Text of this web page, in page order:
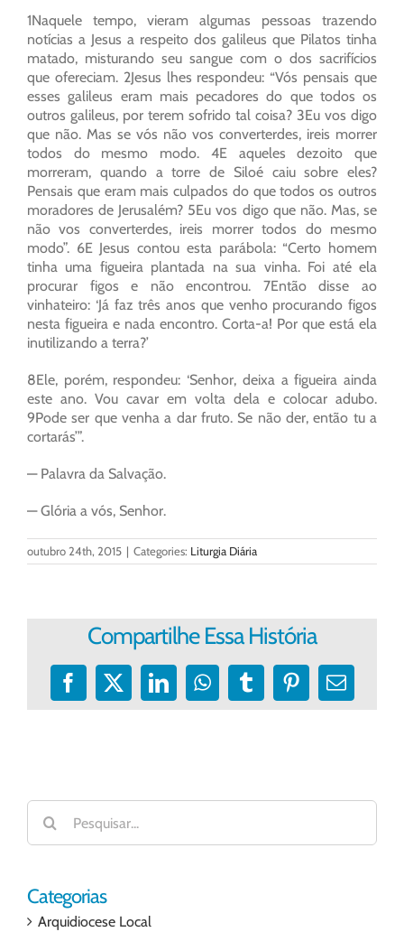
1Naquele tempo, vieram algumas pessoas trazendo
notícias a Jesus a respeito dos galileus que Pilatos tinha
matado, misturando seu sangue com o dos sacrifícios
que ofereciam. 2Jesus lhes respondeu: “Vós pensais que
esses galileus eram mais pecadores do que todos os
outros galileus, por terem sofrido tal coisa? 3Eu vos digo
que não. Mas se vós não vos converterdes, ireis morrer
todos do mesmo modo. 4E aqueles dezoito que
morreram, quando a torre de Siloé caiu sobre eles?
Pensais que eram mais culpados do que todos os outros
moradores de Jerusalém? 5Eu vos digo que não. Mas, se
não vos converterdes, ireis morrer todos do mesmo
modo”. 6E Jesus contou esta parábola: “Certo homem
tinha uma figueira plantada na sua vinha. Foi até ela
procurar figos e não encontrou. 7Então disse ao
vinhateiro: ‘Já faz três anos que venho procurando figos
nesta figueira e nada encontro. Corta-a! Por que está ela
inutilizando a terra?’
8Ele, porém, respondeu: ‘Senhor, deixa a figueira ainda
este ano. Vou cavar em volta dela e colocar adubo.
9Pode ser que venha a dar fruto. Se não der, então tu a
cortarás’”.
— Palavra da Salvação.
— Glória a vós, Senhor.
outubro 24th, 2015 | Categories: Liturgia Diária
Compartilhe Essa História
Facebook
X LinkedInWhatsApp
TumblrPinterest
E-
Buscar
resultados
para:
Categorias
Arquidiocese Local